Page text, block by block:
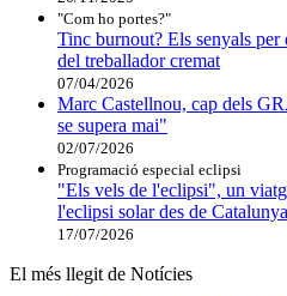
"Com ho portes?"
Tinc burnout? Els senyals per
del treballador cremat
07/04/2026
Marc Castellnou, cap dels
se supera mai"
02/07/2026
Programació especial eclipsi
"Els vels de l'eclipsi", un
l'eclipsi solar des de
17/07/2026
El més llegit de Notícies